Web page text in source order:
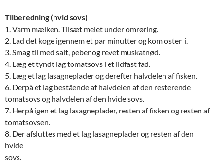
Tilberedning (hvid sovs)
1. Varm mælken. Tilsæt melet under omrøring.
2. Lad det koge igennem et par minutter og kom osten i.
3. Smag til med salt, peber og revet muskatnød.
4. Læg et tyndt lag tomatsovs i et ildfast fad.
5. Læg et lag lasagneplader og derefter halvdelen af fisken.
6. Derpå et lag bestående af halvdelen af den resterende
tomatsovs og halvdelen af den hvide sovs.
7. Herpå igen et lag lasagneplader, resten af fisken og resten af
tomatsovsen.
8. Der afsluttes med et lag lasagneplader og resten af den
hvide
sovs.